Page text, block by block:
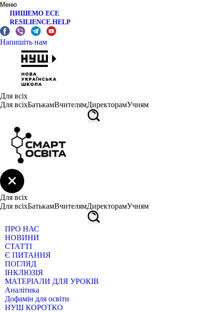
Меню
ПИШЕМО ЕСЕ
RESILIENCE.HELP
Напишіть нам
Для всіх
Для всіхБатькамВчителямДиректорамУчням
Для всіх
Для всіхБатькамВчителямДиректорамУчням
ПРО НАС
НОВИНИ
СТАТТІ
Є ПИТАННЯ
ПОГЛЯД
ІНКЛЮЗІЯ
МАТЕРІАЛИ ДЛЯ УРОКІВ
Аналітика
Дофамін для освіти
НУШ КОРОТКО